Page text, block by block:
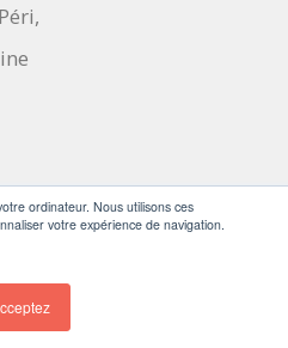
ordinateur. Nous utilisons ces
votre expérience de navigation.